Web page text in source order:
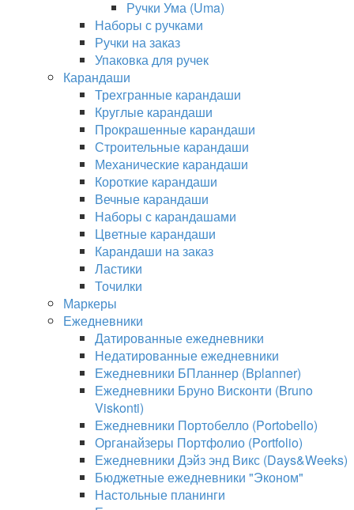
Ручки Ума (Uma)
Наборы с ручками
Ручки на заказ
Упаковка для ручек
Карандаши
Трехгранные карандаши
Круглые карандаши
Прокрашенные карандаши
Строительные карандаши
Механические карандаши
Короткие карандаши
Вечные карандаши
Наборы с карандашами
Цветные карандаши
Карандаши на заказ
Ластики
Точилки
Маркеры
Ежедневники
Датированные ежедневники
Недатированные ежедневники
Ежедневники БПланнер (Bplanner)
Ежедневники Бруно Висконти (Bruno
Viskonti)
Ежедневники Портобелло (Portobello)
Органайзеры Портфолио (Portfolio)
Ежедневники Дэйз энд Викс (Days&Weeks)
Бюджетные ежедневники "Эконом"
Настольные планинги